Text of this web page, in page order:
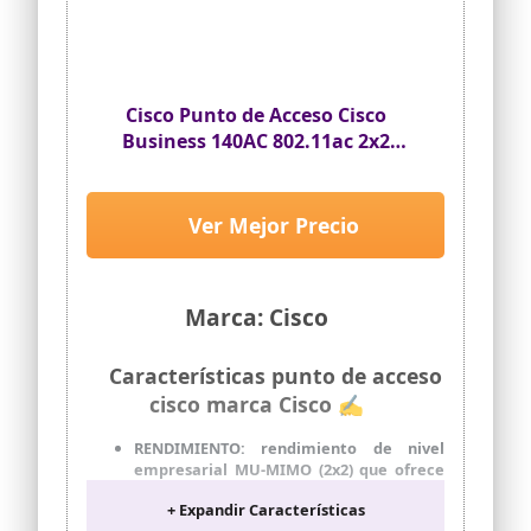
Cisco Punto de Acceso Cisco
Business 140AC 802.11ac 2x2
en Techo, protección Limitada de
por Vida (CBW140AC-E)
Marca: Cisco
Ver Mejor Precio
Características punto de acceso
cisco marca Cisco ✍
RENDIMIENTO: rendimiento de nivel
empresarial MU-MIMO (2x2) que ofrece
fiable para pequeñas empresas
+ Expandir Características